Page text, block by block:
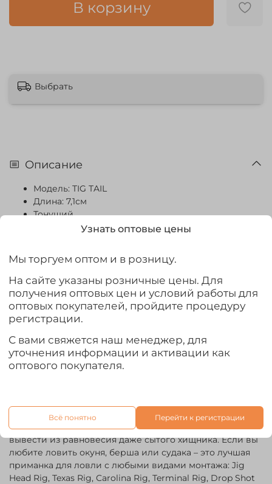
В корзину
Выбрать
Описание
Модель: TIG TAIL
Длина: 7,1см
Тонущий
Вкус: креветка
T.I.G. Tail – приманка, гибрид твистера и виброхвоста.
Эта универсальная приманка, с характерной для
виброхвостов «пяткой», не так проста, как может
показаться сначала. Она превосходно работает в
стоячей воде, при любых проводках, особенно при
волочении по дну. Набор возможных проводок у
приманки T.I.G. Tail гораздо шире, чем у классического
твистера. Это и легкие рывки вершинкой удилища,
заставляющие приманку мелкими «шажками»
размера. При этом оригинальная разноплановая игра
хвоста, связанная с его необычной формой, способна
вывести из равновесия даже сытого хищника. Если вы
любите ловить окуня, берша или судака – это лучшая
приманка для ловли с любыми видами монтажа: Jig
Head Rig, Texas Rig, Carolina Rig, Terminal Rig, Drop Shot
Узнать оптовые цены
Мы торгуем оптом и в розницу.
На сайте указаны розничные цены. Для
получения оптовых цен и условий работы для
оптовых покупателей, пройдите процедуру
регистрации.
С вами свяжется наш менеджер, для
уточнения информации и активации как
оптового покупателя.
Всё понятно Перейти к регистрации